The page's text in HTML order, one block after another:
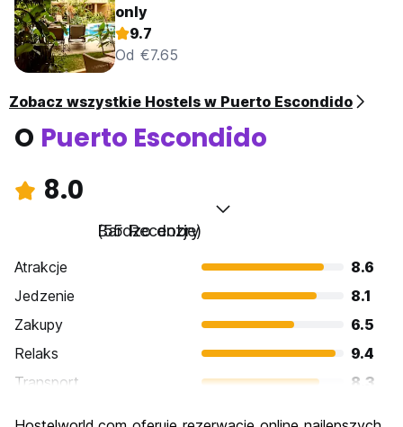
only
9.7
Od €7.65
Zobacz wszystkie Hostels w Puerto Escondido
O Puerto Escondido
8.0
Bardzo dobry
(55 Recenzje)
Atrakcje
8.6
Jedzenie
8.1
Zakupy
6.5
Relaks
9.4
Transport
8.3